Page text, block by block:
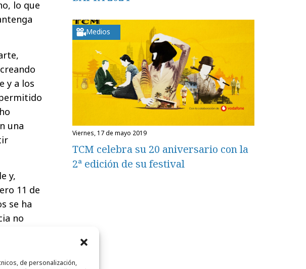
de personalización,
lo que
y a los
una
y,
11 de
se ha
no
Medios
viernes, 17 de mayo 2019
TCM celebra su 20 aniversario con la
2ª edición de su festival